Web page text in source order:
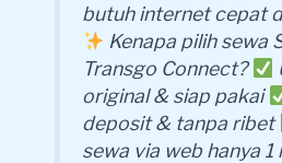
butuh internet cepat
Kenapa pilih sewa
Transgo Connect?
original & siap pakai
deposit & tanpa ribet
sewa via web hanya